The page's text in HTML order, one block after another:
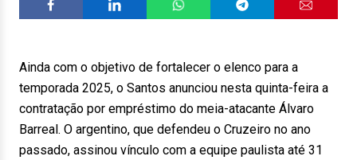
Ainda com o objetivo de fortalecer o elenco para a
temporada 2025, o Santos anunciou nesta quinta-feira a
contratação por empréstimo do meia-atacante Álvaro
Barreal. O argentino, que defendeu o Cruzeiro no ano
passado, assinou vínculo com a equipe paulista até 31